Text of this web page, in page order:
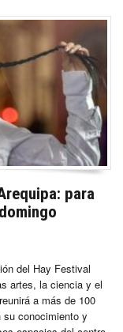
para
del Hay Festival
artes, la ciencia y el
a más de 100
conocimiento y